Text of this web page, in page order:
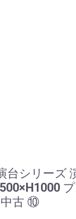
台シリーズ
中古 ⑩